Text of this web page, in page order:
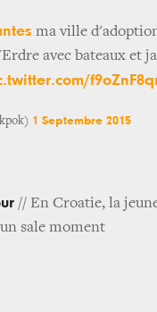
ma ville
avec bateaux et
1 Septembre 2015
// En Croatie, la
sale moment